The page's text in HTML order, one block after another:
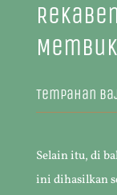
Tempahan
Selain itu, di
ini dihasilkan